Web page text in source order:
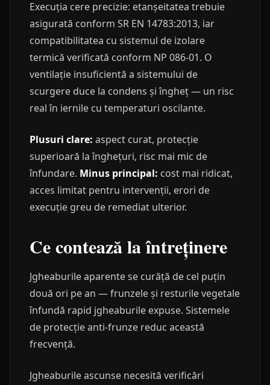
Execuția cere precizie: etanșeitatea trebuie
asigurată conform SR EN 14783:2013, iar
compatibilitatea cu sistemul de izolare
termică verificată conform NP 086-01. O
ventilație insuficientă a sistemului de
scurgere duce la condens și îngheț — un risc
real în iernile cu temperaturi oscilante.
Plusuri clare: aspect curat, protecție
superioară la înghețuri, risc mai mic de
înfundare. Minus principal: cost mai ridicat,
acces limitat pentru intervenții, erori de
execuție greu de remediat ulterior.
Ce contează la întreținere
Jgheaburile aparente se curăță de cel puțin
două ori pe an — frunzele și resturile vegetale
înfundă rapid jgheaburile expuse. Sistemele
de protecție anti-frunze reduc această
frecvență.
Jgheaburile ascunse necesită verificări